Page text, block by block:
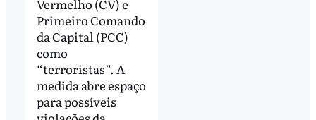
Vermelho (CV) e
Primeiro Comando
da Capital (PCC)
como
“terroristas”. A
medida abre espaço
para possíveis